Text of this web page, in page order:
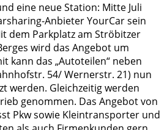
eine neue Station: Mitte Juli
Anbieter YourCar sein
dem Parkplatz am Ströbitzer
wird das Angebot um
kann das „Autoteilen“ neben
54/ Wernerstr. 21) nun
werden. Gleichzeitig werden
genommen. Das Angebot von
Pkw sowie Kleintransporter und